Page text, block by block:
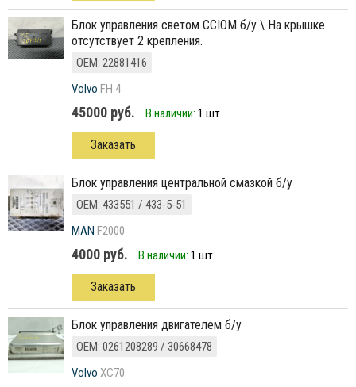
Блок управления светом CCIOM б/у \ На крышке
отсутствует 2 крепления.
ОЕМ: 22881416
Volvo FH 4
45000 руб. В наличии: 1 шт.
Заказать
Блок управления центральной смазкой б/у
ОЕМ: 433551 / 433-5-51
MAN F2000
4000 руб. В наличии: 1 шт.
Заказать
блок управления двигателем б/у
ОЕМ: 0261208289 / 30668478
Volvo XC70